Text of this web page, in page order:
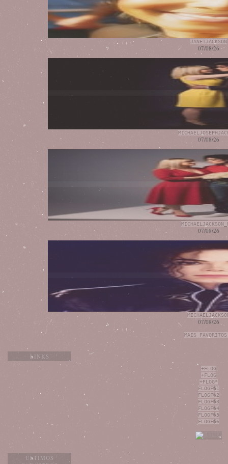
JANETJACKSON
07/08/26
07/08/26
07/08/26
07/08/26
MAIS
LINKS
+FLOG
+FLOG
+FLOG*
FLOGF�1
FLOGF�2
FLOGF�3
FLOGF�4
FLOGF�5
FLOGF�6
ÚLTIMOS